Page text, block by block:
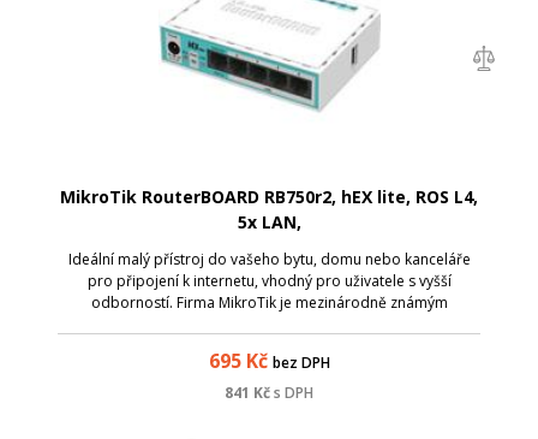
MikroTik RouterBOARD RB750r2, hEX lite, ROS L4,
5x LAN,
Ideální malý přístroj do vašeho bytu, domu nebo kanceláře
pro připojení k internetu, vhodný pro uživatele s vyšší
odborností. Firma MikroTik je mezinárodně známým
695Kč bez DPH
841 Kčs DPH